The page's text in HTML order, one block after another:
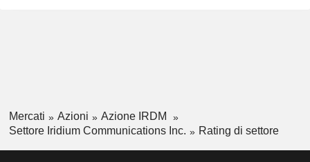
Mercati Azioni
Azione IRDM
Settore Iridium Communications Inc.
Rating di settore